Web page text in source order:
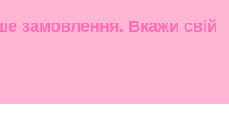
замовлення. Вкажи свій